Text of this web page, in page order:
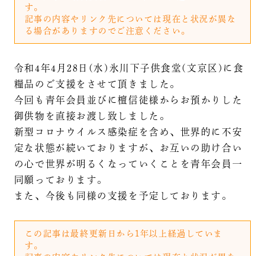
す。
記事の内容やリンク先については現在と状況が異な
る場合がありますのでご注意ください。
令和4年4月28日(水)氷川下子供食堂(文京区)に食
糧品のご支援をさせて頂きました。
今回も青年会員並びに檀信徒様からお預かりした
御供物を直接お渡し致しました。
新型コロナウイルス感染症を含め、世界的に不安
定な状態が続いておりますが、お互いの助け合い
の心で世界が明るくなっていくことを青年会員一
同願っております。
また、今後も同様の支援を予定しております。
この記事は最終更新日から1年以上経過していま
す。